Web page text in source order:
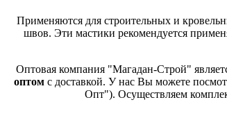
Применяются для строительных и
швов. Эти мастики рекомендуется
Оптовая компания "Магадан-Строй"
оптомс доставкой. У нас Вы можете
Опт"). Осуществляем